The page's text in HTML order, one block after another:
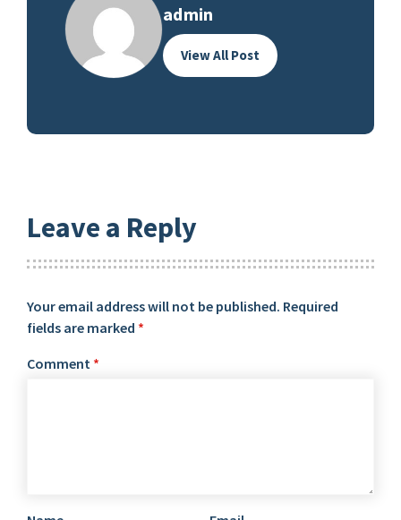
admin
View All Post
Leave a Reply
Your email address will not be published. Required
fields are marked *
Comment *